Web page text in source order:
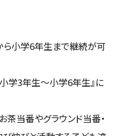
ら小学6年生まで継続が可
小学3年生～小学6年生』に
茶当番やグラウンド当番・